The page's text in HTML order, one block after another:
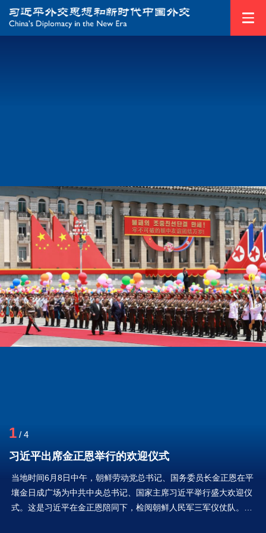
1/4
1 / 4
习近平出席金正恩举行的欢迎仪式
当地时间6月8日中午，朝鲜劳动党总书记、国务委员长金正恩在平
壤金日成广场为中共中央总书记、国家主席习近平举行盛大欢迎仪
式。这是习近平在金正恩陪同下，检阅朝鲜人民军三军仪仗队。新